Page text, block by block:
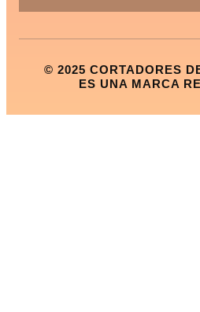
© 2025 CORTADORES
ES UNA MARCA